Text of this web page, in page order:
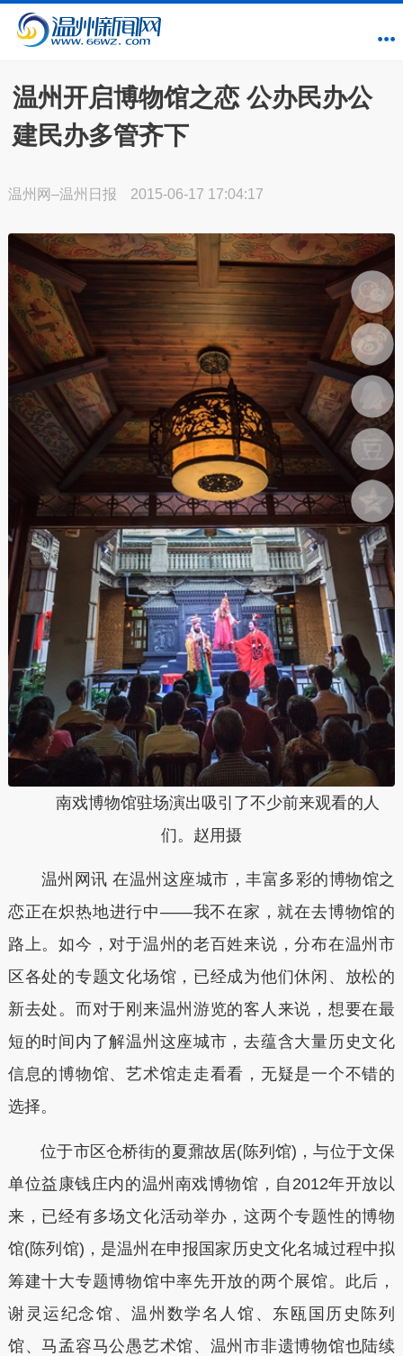
温州开启博物馆之恋 公办民办公
建民办多管齐下
温州网–温州日报 2015-06-17 17:04:17
南戏博物馆驻场演出吸引了不少前来观看的人
们。赵用摄
温州网讯 在温州这座城市，丰富多彩的博物馆之
恋正在炽热地进行中——我不在家，就在去博物馆的
路上。如今，对于温州的老百姓来说，分布在温州市
区各处的专题文化场馆，已经成为他们休闲、放松的
新去处。而对于刚来温州游览的客人来说，想要在最
短的时间内了解温州这座城市，去蕴含大量历史文化
信息的博物馆、艺术馆走走看看，无疑是一个不错的
选择。
位于市区仓桥街的夏鼐故居(陈列馆)，与位于文保
单位益康钱庄内的温州南戏博物馆，自2012年开放以
来，已经有多场文化活动举办，这两个专题性的博物
馆(陈列馆)，是温州在申报国家历史文化名城过程中拟
筹建十大专题博物馆中率先开放的两个展馆。此后，
谢灵运纪念馆、温州数学名人馆、东瓯国历史陈列
馆、马孟容马公愚艺术馆、温州市非遗博物馆也陆续